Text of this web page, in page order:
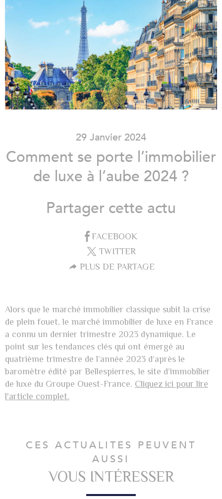
29 Janvier 2024
Comment se porte l’immobilier
de luxe à l’aube 2024 ?
Partager cette actu
FACEBOOK
TWITTER
PLUS DE PARTAGE
Alors que le marché immobilier classique subit la crise
de plein fouet, le marché immobilier de luxe en France
a connu un dernier trimestre 2023 dynamique. Le
point sur les tendances clés qui ont émergé au
quatrième trimestre de l’année 2023 d’après le
baromètre édité par Bellespierres, le site d’immobilier
de luxe du Groupe Ouest-France. Cliquez ici pour lire
l'article complet.
CES ACTUALITES PEUVENT
AUSSI
VOUS INTÉRESSER